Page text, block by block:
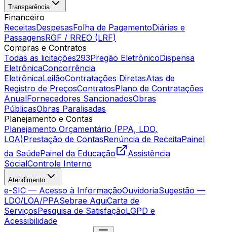
Transparência
Financeiro
ReceitasDespesasFolha de PagamentoDiárias e
PassagensRGF / RREO (LRF)
Compras e Contratos
Todas as licitações293Pregão EletrônicoDispensa
EletrônicaConcorrência
EletrônicaLeilãoContratações DiretasAtas de
Registro de PreçosContratosPlano de Contratações
AnualFornecedores SancionadosObras
PúblicasObras Paralisadas
Planejamento e Contas
Planejamento Orçamentário (PPA, LDO,
LOA)Prestação de ContasRenúncia de ReceitaPainel
da SaúdePainel da Educação
Assistência
SocialControle Interno
Atendimento
e-SIC — Acesso à InformaçãoOuvidoriaSugestão —
LDO/LOA/PPASebrae AquiCarta de
ServiçosPesquisa de SatisfaçãoLGPD e
Acessibilidade